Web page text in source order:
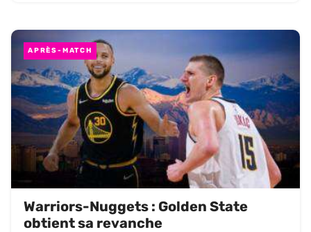
APRÈS-MATCH
Warriors-Nuggets : Golden State
obtient sa revanche